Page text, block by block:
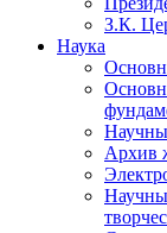
З.К.
Наука
Архив